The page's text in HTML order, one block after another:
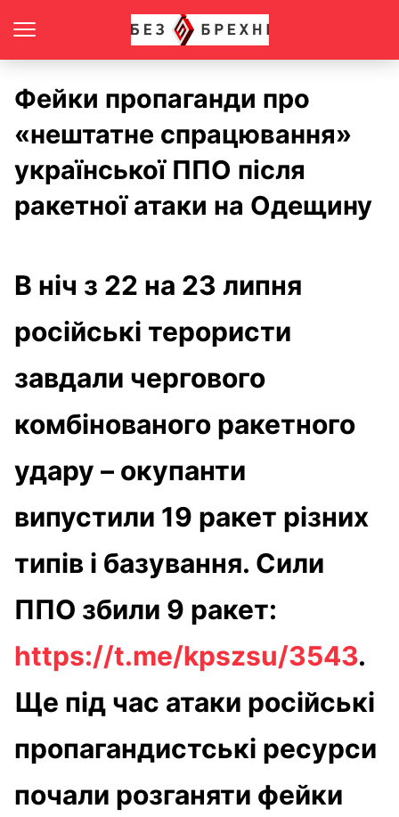
Фейки пропаганди про
«нештатне спрацювання»
української ППО після
ракетної атаки на Одещину
В ніч з 22 на 23 липня
російські терористи
завдали чергового
комбінованого ракетного
удару – окупанти
випустили 19 ракет різних
типів і базування. Сили
ППО збили 9 ракет:
https://t.me/kpszsu/3543.
Ще під час атаки російські
пропагандистські ресурси
почали розганяти фейки